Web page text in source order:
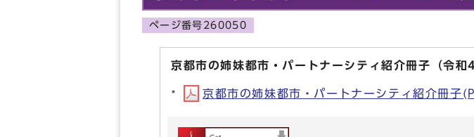
ページ番号260050
京都市の姉妹都市・パートナーシティ紹介冊子（令和
京都市の姉妹都市・パートナーシティ紹介冊